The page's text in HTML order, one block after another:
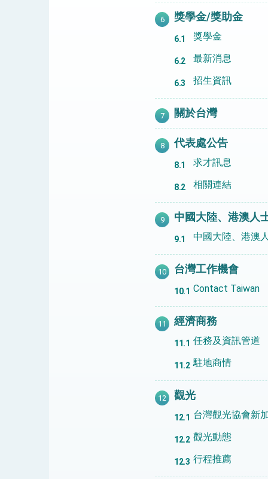
獎學金/獎助金
獎學金
最新消息
招生資訊
關於台灣
代表處公告
求才訊息
相關連結
中國大陸、港澳人
中國大陸、港澳
台灣工作機會
Contact Taiwan
經濟商務
任務及資訊管道
駐地商情
觀光
台灣觀光協會新
觀光動態
行程推薦